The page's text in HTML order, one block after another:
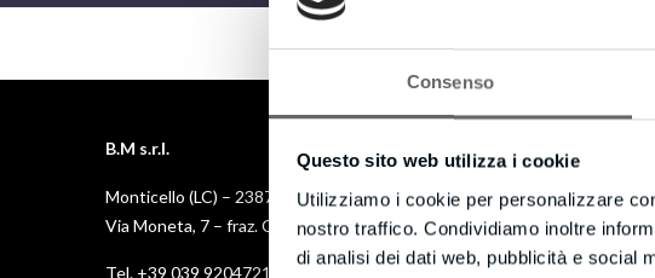
Consenso
Questo sito web utilizza i cookie
Utilizziamo i cookie per personalizzare
nostro traffico. Condividiamo inoltre
di analisi dei dati web, pubblicità e social
B.M s.r.l.
Monticello (LC) – 23876
Via Moneta, 7 – fraz. Cortenuova
Tel. +39 039 9204721
Cookie
Privacy